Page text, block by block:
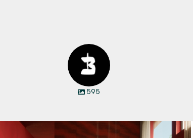
595
Manyara. Inspiriert von der Weite Afrikas.